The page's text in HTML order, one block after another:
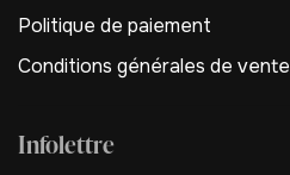
Politique de paiement
Conditions générales de vente
Infolettre